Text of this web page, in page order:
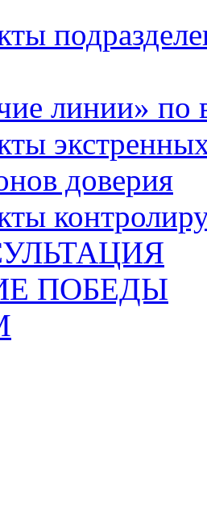
линии» по
доверия
ПОБЕДЫ